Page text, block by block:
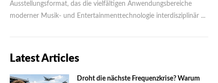
Ausstellungsformat, das die vielfältigen Anwendungsbereiche
moderner Musik- und Entertainmenttechnologie interdisziplinär ...
Latest Articles
Droht die nächste Frequenzkrise? Warum